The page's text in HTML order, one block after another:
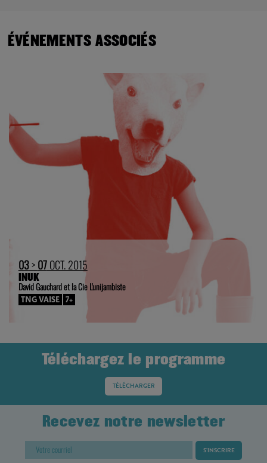
ÉVÉNEMENTS ASSOCIÉS
03>07OCT. 2015
INUK
David Gauchard et la Cie L'unijambiste
TNG VAISE 7+
Téléchargez le programme
TÉLÉCHARGER
Recevez notre newsletter